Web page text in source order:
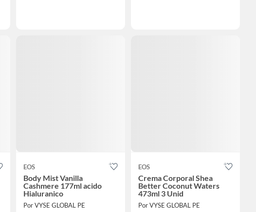
EOS
Body Mist Vanilla
Cashmere 177ml acido
Hialuranico
Por VYSE GLOBAL PE
EOS
Crema Corporal Shea
Better Coconut Waters
473ml 3 Unid
Por VYSE GLOBAL PE